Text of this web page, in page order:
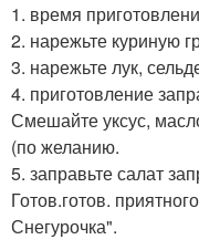
1. время
2. нарежьте куриную
3. нарежьте лук,
4. приготовление
Смешайте уксус,
(по желанию.
5. заправьте салат
Готов.готов.
Снегурочка".